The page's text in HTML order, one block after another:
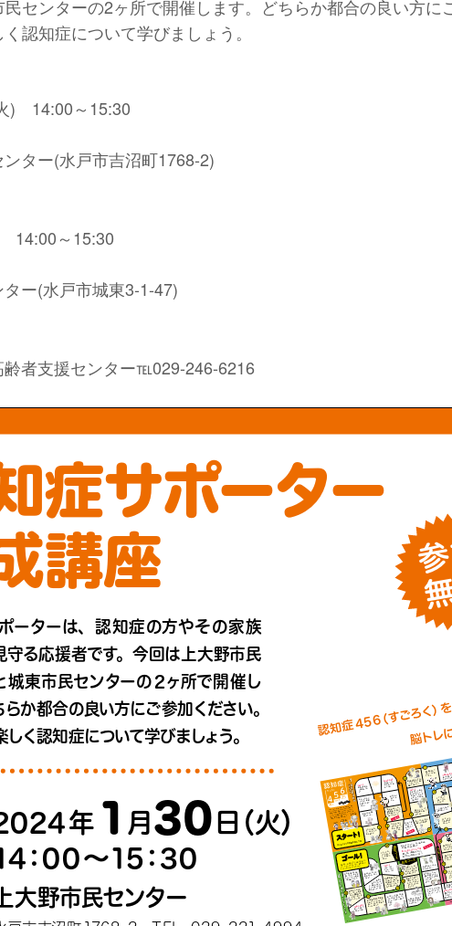
センターの2ヶ所で開催します。どちらか都合の良い方に
認知症について学びましょう。
) 14:00～15:30
ンター(水戸市吉沼町1768-2)
14:00～15:30
ー(水戸市城東3-1-47)
齢者支援センター℡029-246-6216